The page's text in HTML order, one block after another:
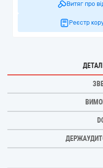
Витяг про
Реєстр